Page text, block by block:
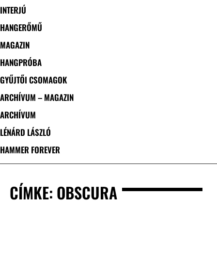
INTERJÚ
HANGERŐMŰ
MAGAZIN
HANGPRÓBA
GYŰJTŐI CSOMAGOK
ARCHÍVUM – MAGAZIN
ARCHÍVUM
LÉNÁRD LÁSZLÓ
HAMMER FOREVER
CÍMKE: OBSCURA